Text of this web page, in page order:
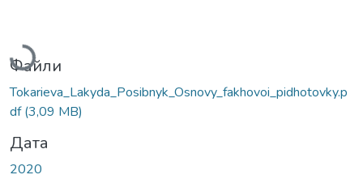
Вантажиться...
Файли
Tokarieva_Lakyda_Posibnyk_Osnovy_fakhovoi_pidhotovky.p
df(3,09 MB)
Дата
2020